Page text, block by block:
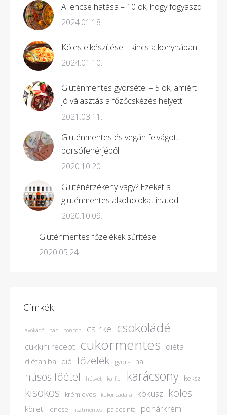
A lencse hatása – 10 ok, hogy fogyaszd
2024.01.18.
Köles elkészítése – kincs a konyhában
2024.01.10.
Gluténmentes gyorsétel – 5 ok, amiért
jó választás a főzőcskézés helyett
2021.03.11.
Gluténmentes és vegán felvágott –
borsófehérjéből
2020.10.20.
Gluténérzékeny vagy? Ezeket a
gluténmentes alkoholokat ihatod!
2020.10.09.
Gluténmentes főzelékek sűrítése
2020.05.24.
Címkék
avokádó bab bonbon csirke csokoládé
cukkini recept cukormentes diéta
diétahiba dió főzelék gyors hal
húsos főétel húsvét karfiol karácsony keksz
kisokos krémleves kukoricadara kókusz köles
köret lencse lisztmentes palacsinta pohárkrém